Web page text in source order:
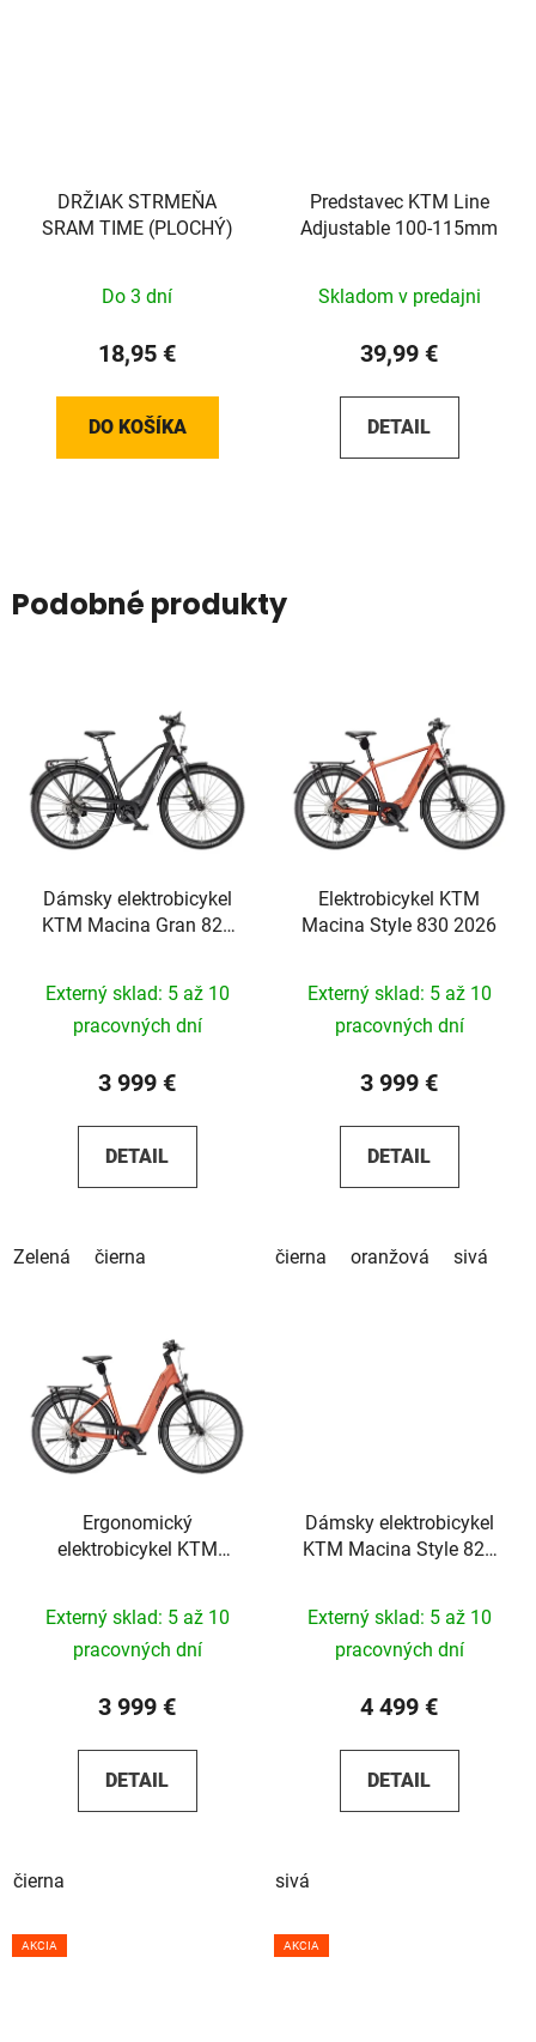
DRŽIAK STRMEŇA
SRAM TIME (PLOCHÝ)
Do 3 dní
18,95 €
DO KOŠÍKA
Predstavec KTM Line
Adjustable 100-115mm
Skladom v predajni
39,99 €
DETAIL
Podobné produkty
Dámsky elektrobicykel
KTM Macina Gran 820
Externý sklad: 5 až 10
pracovných dní
3 999 €
DETAIL
Zelená čierna
Elektrobicykel KTM
Macina Style 830 2026
Externý sklad: 5 až 10
pracovných dní
3 999 €
DETAIL
čierna oranžová sivá
Ergonomický
elektrobicykel KTM
Externý sklad: 5 až 10
pracovných dní
3 999 €
DETAIL
čierna
Dámsky elektrobicykel
KTM Macina Style 820
Externý sklad: 5 až 10
pracovných dní
4 499 €
DETAIL
sivá
AKCIA AKCIA